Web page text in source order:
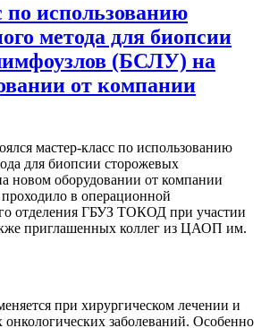
по использованию
метода для биопсии
(БСЛУ) на
от компании
мастер-класс по использованию
для биопсии сторожевых
новом оборудовании от компании
в операционной
отделения ГБУЗ ТОКОД при участии
приглашенных коллег из ЦАОП им.
при хирургическом лечении и
заболеваний. Особенно